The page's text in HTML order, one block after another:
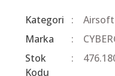
Kategori
Marka
Stok
Kodu